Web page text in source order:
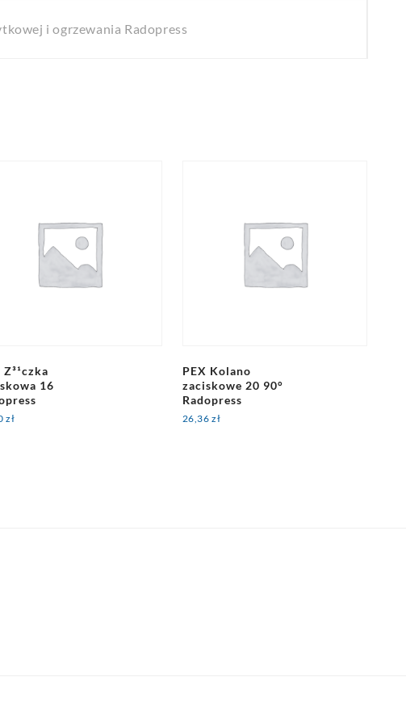
i ogrzewania Radopress
Z³¹czka
16
zł
PEX Kolano
zaciskowe 20 90°
Radopress
26,36zł